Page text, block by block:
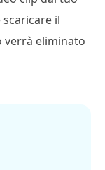
il
verrà eliminato